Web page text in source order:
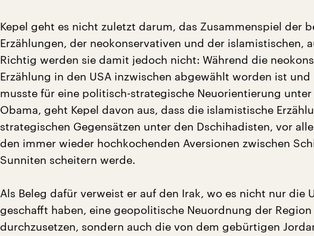
Kepel geht es nicht zuletzt darum, das Zusammenspiel der
Erzählungen, der neokonservativen und der islamistischen,
Richtig werden sie damit jedoch nicht: Während die
Erzählung in den USA inzwischen abgewählt worden ist und
musste für eine politisch-strategische Neuorientierung unter
Obama, geht Kepel davon aus, dass die islamistische
strategischen Gegensätzen unter den Dschihadisten, vor
den immer wieder hochkochenden Aversionen zwischen
Sunniten scheitern werde.
Als Beleg dafür verweist er auf den Irak, wo es nicht nur die
geschafft haben, eine geopolitische Neuordnung der Region
durchzusetzen, sondern auch die von dem gebürtigen